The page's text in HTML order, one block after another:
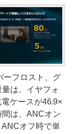
フロスト、グ
は、イヤフォ
ケースが46.9×
は、ANCオン
オフ時で単